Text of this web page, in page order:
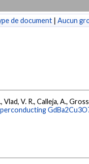
de document | Aucun
V. R., Calleja, A.,